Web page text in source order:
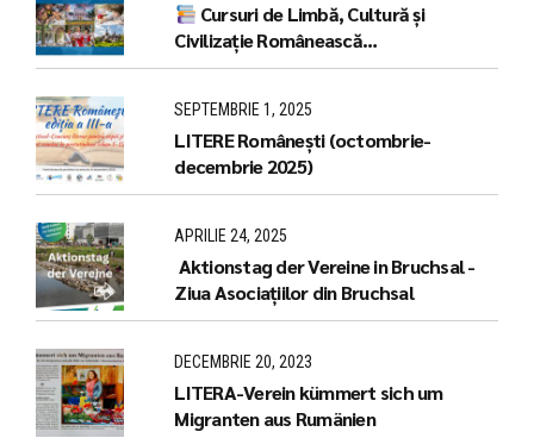
Cursuri de Limbă, Cultură și
Civilizație Românească
(LCCR),Bruchsal /Pforzheim
SEPTEMBRIE 1, 2025
LITERE Românești (octombrie-
decembrie 2025)
APRILIE 24, 2025
Aktionstag der Vereine in Bruchsal -
Ziua Asociațiilor din Bruchsal
DECEMBRIE 20, 2023
LITERA-Verein kümmert sich um
Migranten aus Rumänien